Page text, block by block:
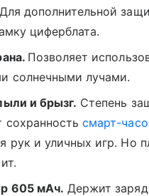
дополнительной
циферблата.
Позволяет
солнечными лучами.
и брызг. Степень
сохранностьсмарт-
рук и уличных игр. Но
605 мАч. Держит